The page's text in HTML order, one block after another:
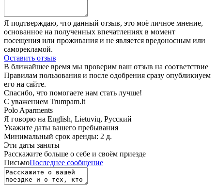
Я подтверждаю, что данный отзыв, это моё личное мнение,
основанное на полученных впечатлениях в момент
посещения или проживания и не является вредоносным или
саморекламой.
Оставить отзыв
В ближайшее время мы проверим ваш отзыв на соответствие
Правилам пользования и после одобрения сразу опубликиуем
его на сайте.
Спасибо, что помогаете нам стать лучше!
С уважением Trumpam.lt
Polo Aparments
Я говорю на English, Lietuvių, Русский
Укажите даты вашего пребывания
Минимальный срок аренды: 2 д.
Эти даты заняты
Расскажите больше о себе и своём приезде
ПисьмоПоследнее сообщение